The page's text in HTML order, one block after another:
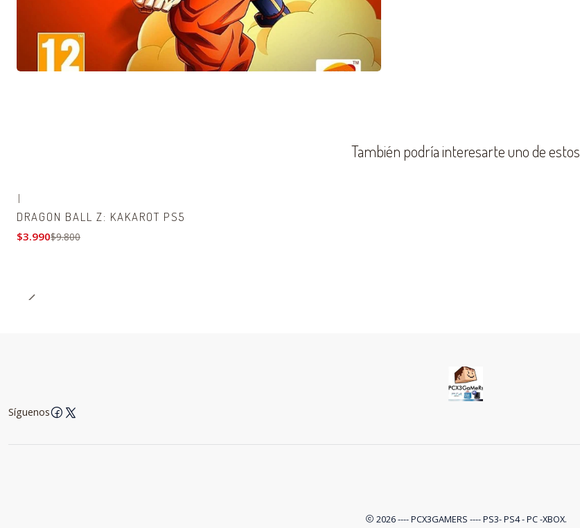
También podría interesarte uno de estos
|
DRAGON BALL Z: KAKAROT PS5
$3.990$9.800
Síguenos
2026 ---- PCX3GAMERS ---- PS3- PS4 - PC -XBOX.